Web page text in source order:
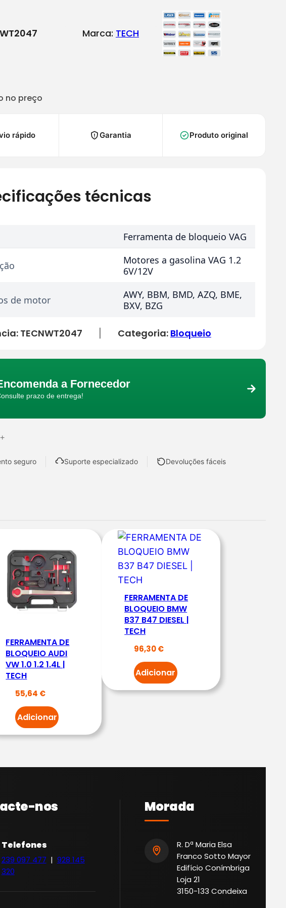
Marca: TECH
no preço
rápido Garantia Produto original
técnicas
Ferramenta de bloqueio VAG
Motores a gasolina VAG 1.2
6V/12V
de motor
AWY, BBM, BMD, AZQ, BME,
BXV, BZG
TECNWT2047 Categoria: Bloqueio
a Fornecedor
prazo de entrega!
+
seguro Suporte especializado Devoluções fáceis
FERRAMENTA DE
BLOQUEIO AUDI
VW 1.0 1.2 1.4L |
TECH
55,64 €
Adicionar
FERRAMENTA DE
BLOQUEIO BMW
B37 B47 DIESEL |
TECH
96,30€
Adicionar
nos
Telefones
239 097 477 | 928 145
320
Morada
R. Dª Maria Elsa
Franco Sotto Mayor
Edifício Conímbriga
Loja 21
3150-133 Condeixa